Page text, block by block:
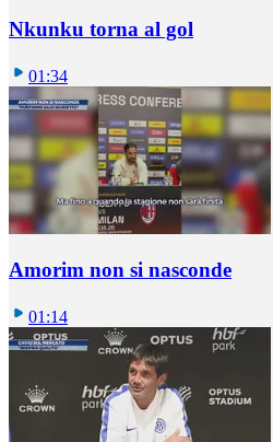
Nkunku torna al gol
01:34
Amorim non si nasconde
01:14